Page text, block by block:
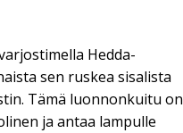
Hedda-
sen ruskea sisalista
Tämä luonnonkuitu on
ja antaa lampulle